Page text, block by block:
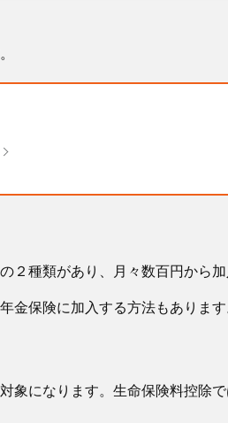
２種類があり、月々数百円か
金保険に加入する方法もあり
象になります。生命保険料控除